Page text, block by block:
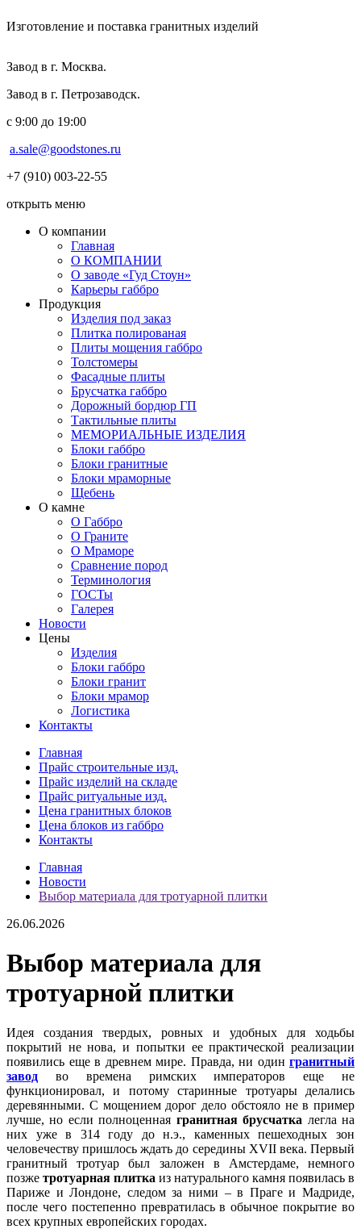
Изготовление и поставка гранитных изделий
Завод в г. Москва.
Завод в г. Петрозаводск.
с 9:00 до 19:00
a.sale@goodstones.ru
+7 (910) 003-22-55
открыть меню
О компании
Главная
О КОМПАНИИ
О заводе «Гуд Стоун»
Карьеры габбро
Продукция
Изделия под заказ
Плитка полированая
Плиты мощения габбро
Толстомеры
Фасадные плиты
Брусчатка габбро
Дорожный бордюр ГП
Тактильные плиты
МЕМОРИАЛЬНЫЕ ИЗДЕЛИЯ
Блоки габбро
Блоки гранитные
Блоки мраморные
Щебень
О камне
О Габбро
О Граните
О Мраморе
Сравнение пород
Терминология
ГОСТы
Галерея
Новости
Цены
Изделия
Блоки габбро
Блоки гранит
Блоки мрамор
Логистика
Контакты
Главная
Прайс строительные изд.
Прайс изделий на складе
Прайс ритуальные изд.
Цена гранитных блоков
Цена блоков из габбро
Контакты
Главная
Новости
Выбор материала для тротуарной плитки
26.06.2026
Выбор материала для
тротуарной плитки
Идея создания твердых, ровных и удобных для ходьбы
покрытий не нова, и попытки ее практической реализации
появились еще в древнем мире. Правда, ни один гранитный
завод во времена римских императоров еще не
функционировал, и потому старинные тротуары делались
деревянными. С мощением дорог дело обстояло не в пример
лучше, но если полноценная гранитная брусчатка легла на
них уже в 314 году до н.э., каменных пешеходных зон
человечеству пришлось ждать до середины XVII века. Первый
гранитный тротуар был заложен в Амстердаме, немного
позже тротуарная плитка из натурального камня появилась в
Париже и Лондоне, следом за ними – в Праге и Мадриде,
после чего постепенно превратилась в обычное покрытие во
всех крупных европейских городах.